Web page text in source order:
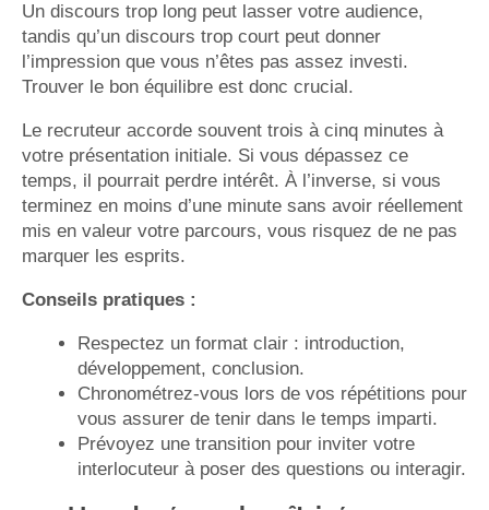
Un discours trop long peut lasser votre audience,
tandis qu’un discours trop court peut donner
l’impression que vous n’êtes pas assez investi.
Trouver le bon équilibre est donc crucial.
Le recruteur accorde souvent trois à cinq minutes à
votre présentation initiale. Si vous dépassez ce
temps, il pourrait perdre intérêt. À l’inverse, si vous
terminez en moins d’une minute sans avoir réellement
mis en valeur votre parcours, vous risquez de ne pas
marquer les esprits.
Conseils pratiques :
Respectez un format clair : introduction,
développement, conclusion.
Chronométrez-vous lors de vos répétitions pour
vous assurer de tenir dans le temps imparti.
Prévoyez une transition pour inviter votre
interlocuteur à poser des questions ou interagir.